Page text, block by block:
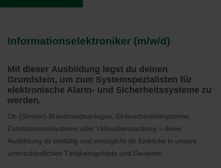
Informationselektroniker (m/w/d)
Mit dieser Ausbildung legst du deinen
Grundstein, um zum Systemspezialisten für
elektronische Alarm- und Sicherheitssysteme zu
werden.
Ob (Sonder)-Brandmeldeanlagen, Einbruchmeldesysteme,
Zutrittskontrollsysteme oder Videoüberwachung – deine
Ausbildung ist vielfältig und ermöglicht dir Einblicke in unsere
unterschiedlichen Tätigkeitsgebiete und Gewerke.